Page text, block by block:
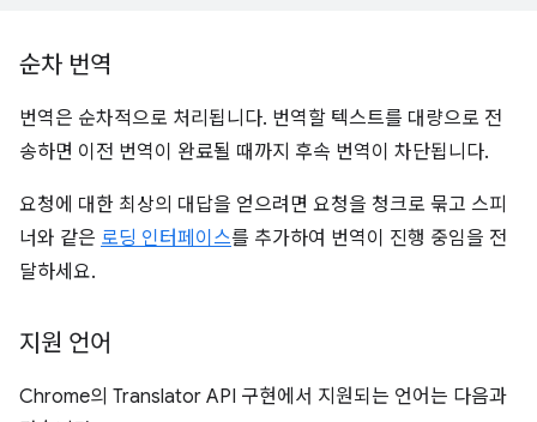
순차 번역
번역은 순차적으로 처리됩니다. 번역할 텍스트를 대량으로 전
송하면 이전 번역이 완료될 때까지 후속 번역이 차단됩니다.
요청에 대한 최상의 대답을 얻으려면 요청을 청크로 묶고 스피
너와 같은 로딩 인터페이스를 추가하여 번역이 진행 중임을 전
달하세요.
지원 언어
Chrome의 Translator API 구현에서 지원되는 언어는 다음과